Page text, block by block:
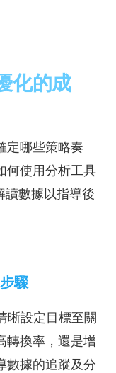
化的成
定哪些策略奏
何使用分析工具
讀數據以指導後
驟
晰設定目標至關
轉換率，還是增
數據的追蹤及分